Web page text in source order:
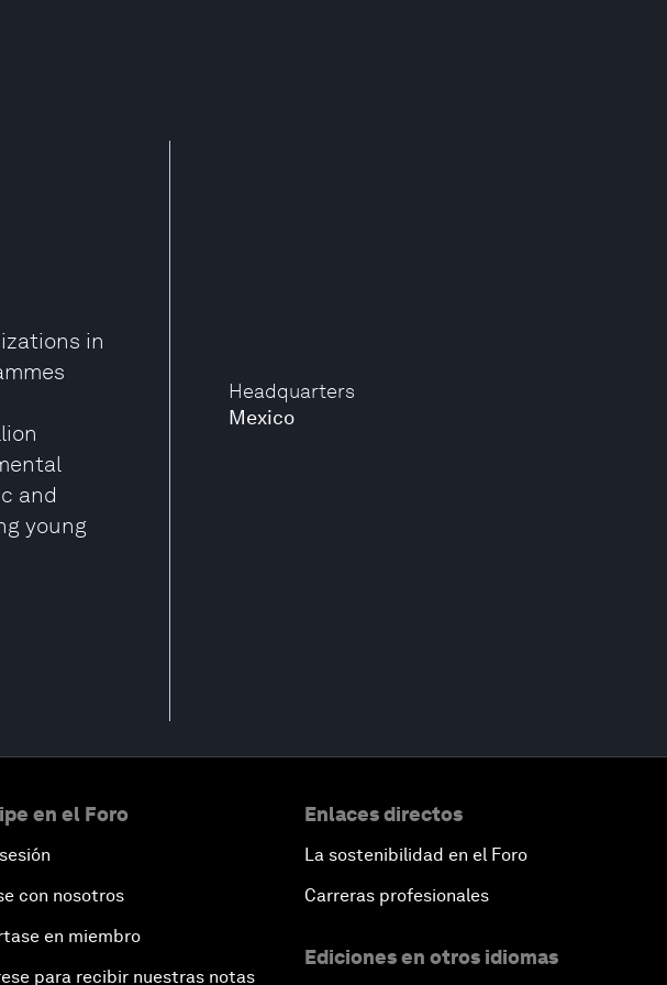
Headquarters
Mexico
in
and
young
en el Foro
con nosotros
en miembro
para recibir nuestras notas
Enlaces directos
La sostenibilidad en el Foro
Carreras profesionales
Ediciones en otros idiomas